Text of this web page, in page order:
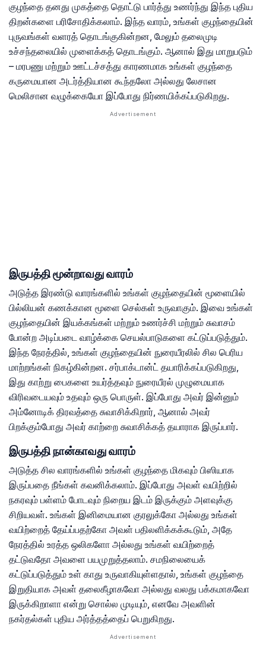
குழந்தை தனது முகத்தை தொட்டு பார்த்து உணர்ந்து இந்த புதிய
திறன்களை பரிசோதிக்கலாம். இந்த வாரம், உங்கள் குழந்தையின்
புருவங்கள் வளரத் தொடங்குகின்றன, மேலும் தலைமுடி
உச்சந்தலையில் முளைக்கத் தொடங்கும். ஆனால் இது மாறுபடும்
– மரபணு மற்றும் ஊட்டச்சத்து காரணமாக உங்கள் குழந்தை
கருமையான அடர்த்தியான கூந்தலோ அல்லது லேசான
மெலிசான வழுக்கையோ இப்போது நிர்ணயிக்கப்படுகிறது.
இருபத்தி மூன்றாவது வாரம்
அடுத்த இரண்டு வாரங்களில் உங்கள் குழந்தையின் மூளையில்
பில்லியன் கணக்கான மூளை செல்கள் உருவாகும். இவை உங்கள்
குழந்தையின் இயக்கங்கள் மற்றும் உணர்ச்சி மற்றும் சுவாசம்
போன்ற அடிப்படை வாழ்க்கை செயல்பாடுகளை கட்டுப்படுத்தும்.
இந்த நேரத்தில், உங்கள் குழந்தையின் நுரையீரலில் சில பெரிய
மாற்றங்கள் நிகழ்கின்றன. சர்பாக்டான்ட் தயாரிக்கப்படுகிறது,
இது காற்று பைகளை உயர்த்தவும் நுரையீரல் முழுமையாக
விரிவடையவும் உதவும் ஒரு பொருள். இப்போது அவர் இன்னும்
அம்னோடிக் திரவத்தை சுவாசிக்கிறார், ஆனால் அவர்
பிறக்கும்போது அவர் காற்றை சுவாசிக்கத் தயாராக இருப்பார்.
இருபத்தி நான்காவது வாரம்
அடுத்த சில வாரங்களில் உங்கள் குழந்தை மிகவும் பிஸியாக
இருப்பதை நீங்கள் கவனிக்கலாம். இப்போது அவள் வயிற்றில்
நகரவும் பள்ளம் போடவும் நிறைய இடம் இருக்கும் அளவுக்கு
சிறியவள். உங்கள் இனிமையான குரலுக்கோ அல்லது உங்கள்
வயிற்றைத் தேய்ப்பதற்கோ அவள் பதிலளிக்கக்கூடும், அதே
நேரத்தில் உரத்த ஒலிகளோ அல்லது உங்கள் வயிற்றைத்
தட்டுவதோ அவளை பயமுறுத்தலாம். சமநிலையைக்
கட்டுப்படுத்தும் உள் காது உருவாகியுள்ளதால், உங்கள் குழந்தை
இறுதியாக அவள் தலைகீழாகவோ அல்லது வலது பக்கமாகவோ
இருக்கிறாளா என்று சொல்ல முடியும், எனவே அவளின்
நகர்தல்கள் புதிய அர்த்தத்தைப் பெறுகிறது.